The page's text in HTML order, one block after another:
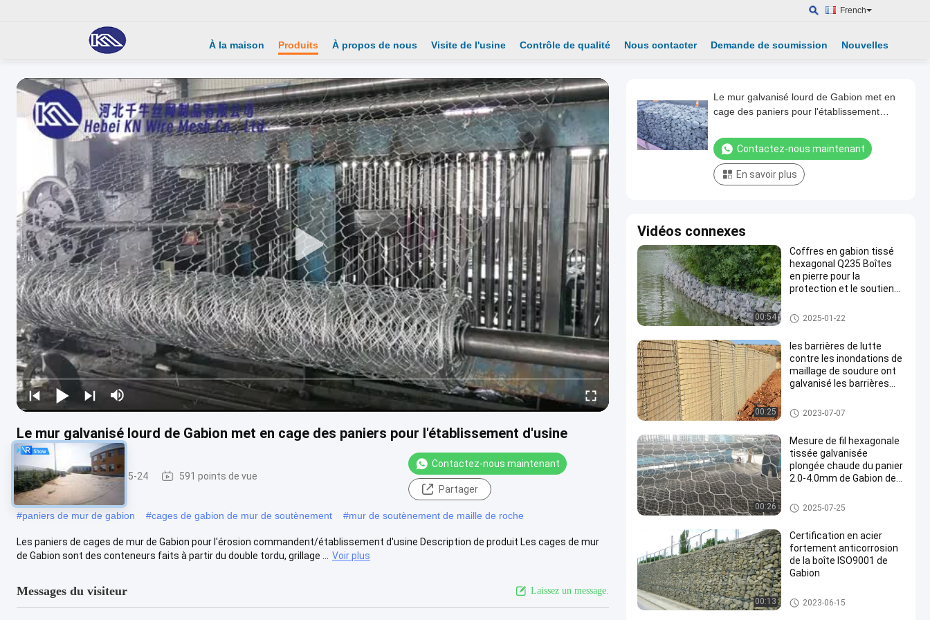
French
À la maison Produits À propos de nous Visite de l'usine Contrôle de qualité Nous contacter Demande de soumission Nouvelles
Le mur galvanisé lourd de Gabion met en cage des paniers pour l'établissement d'usine
gabions 2025-05-24 591 points de vue
Contactez-nous maintenant
Partager
#paniers de mur de gabion #cages de gabion de mur de soutènement #mur de soutènement de maille de roche
Les paniers de cages de mur de Gabion pour l'érosion commandent/établissement d'usine Description de produit Les cages de mur
de Gabion sont des conteneurs faits à partir du double tordu, grillage ...
Voir plus
Messages du visiteur Laissez un message.
Le mur galvanisé lourd de Gabion met en
cage des paniers pour l'établissement
Contactez-nous maintenant
En savoir plus
Vidéos connexes
00:54
Coffres en gabion tissé
hexagonal Q235 Boîtes
en pierre pour la
protection et le soutien
gabions
2025-01-22
00:25
les barrières de lutte
contre les inondations de
maillage de soudure ont
galvanisé les barrières
bastion de grillage
Barrière défensive
2023-07-07
00:26
Mesure de fil hexagonale
tissée galvanisée
plongée chaude du panier
2.0-4.0mm de Gabion de
gabions
2025-07-25
00:13
Certification en acier
fortement anticorrosion
de la boîte ISO9001 de
Gabion
gabions
2023-06-15